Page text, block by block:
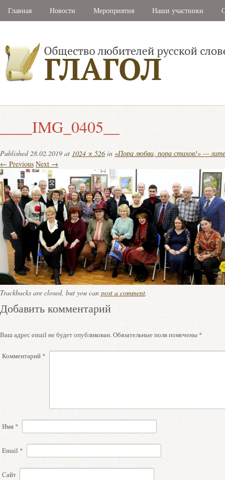
Главная Новости Мероприятия Наши участники
____IMG_0405__
Published28.02.2019 at 1024 × 526 in «Пора любви, пора стихов!» —
← Previous Next →
Trackbacks are closed, but you can post a comment.
Добавить комментарий
Ваш адрес email не будет опубликован.Обязательные поля помечены *
Комментарий *
Имя *
Email *
Сайт